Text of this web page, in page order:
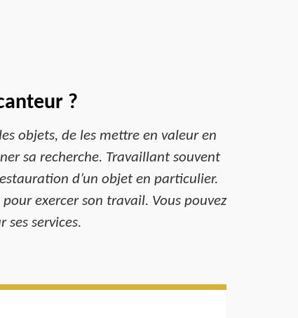
?
objets, de les mettre en valeur en
sa recherche. Travaillant souvent
d’un objet en particulier.
exercer son travail. Vous pouvez
ses services.